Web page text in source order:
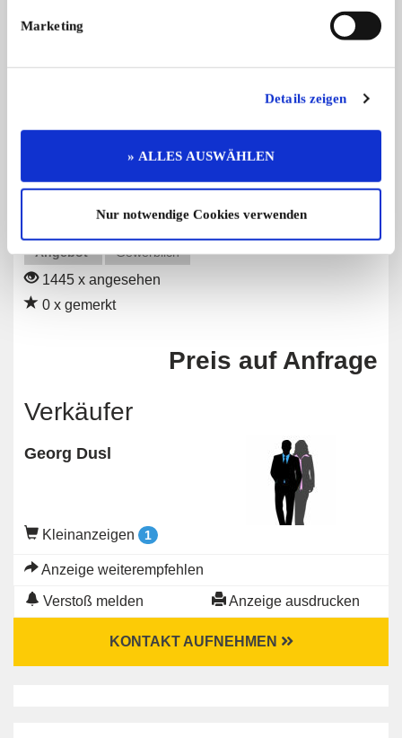
Marketing
Details zeigen
» ALLES AUSWÄHLEN
Nur notwendige Cookies verwenden
Diese Anzeige empfehlen
Angebot Gewerblich
1445 x angesehen
0 x gemerkt
Preis auf Anfrage
Verkäufer
Georg Dusl
Kleinanzeigen 1
Anzeige weiterempfehlen
Verstoß melden Anzeige ausdrucken
KONTAKT AUFNEHMEN